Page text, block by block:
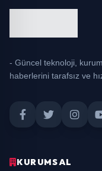
- Güncel teknoloji,
haberlerini tarafsız ve
KURUMSAL